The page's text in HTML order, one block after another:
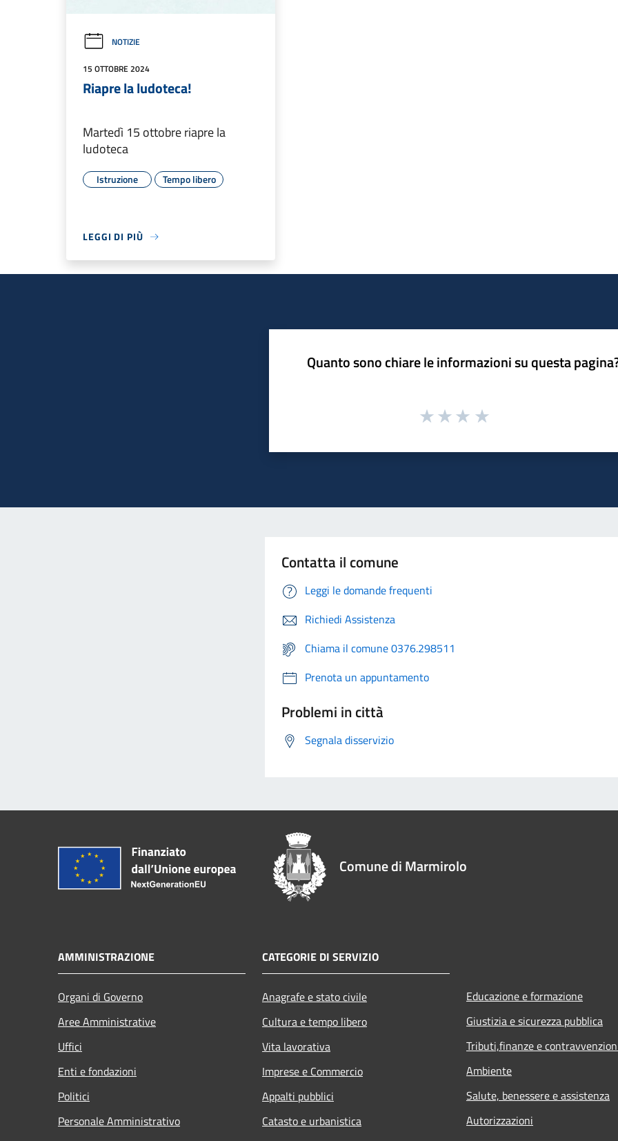
NOTIZIE
15 OTTOBRE 2024
Riapre la ludoteca!
Martedì 15 ottobre riapre la
ludoteca
Istruzione Tempo libero
LEGGI DI PIÙ
Quanto sono chiare le informazioni su questa
Contatta il comune
Leggi le domande frequenti
Richiedi Assistenza
Chiama il comune 0376.298511
Prenota un appuntamento
Problemi in città
Segnala disservizio
Comune di Marmirolo
AMMINISTRAZIONE
Organi di Governo
Aree Amministrative
Uffici
Enti e fondazioni
Politici
Personale Amministrativo
CATEGORIE DI SERVIZIO
Anagrafe e stato civile
Cultura e tempo libero
Vita lavorativa
Imprese e Commercio
Appalti pubblici
Catasto e urbanistica
Educazione e formazione
Giustizia e sicurezza pubblica
Tributi,finanze e
Ambiente
Salute, benessere e assistenza
Autorizzazioni